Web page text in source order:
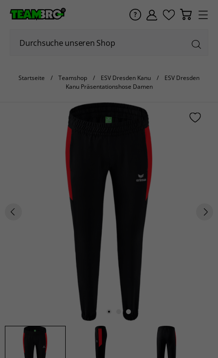
Startseite Teamshop ESV Dresden Kanu
ESV Dresden
Kanu Präsentationshose Damen